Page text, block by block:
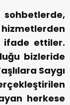
ifade ettiler.
bizleride
Saygı
herkese